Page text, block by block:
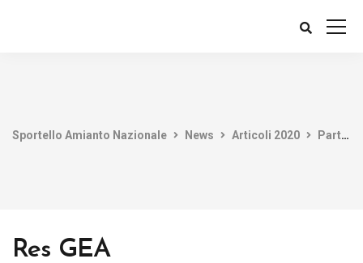
Sportello Amianto Nazionale News Articoli 2020 Parte AIMI la Mappatura Amianto piu’ performante al mondo
Res GEA